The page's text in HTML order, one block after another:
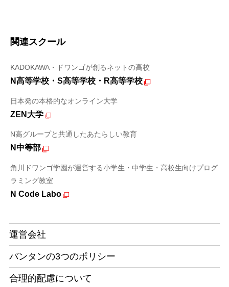
関連スクール
KADOKAWA・ドワンゴが創るネットの高校
N高等学校・S高等学校・R高等学校
日本発の本格的なオンライン大学
ZEN大学
N高グループと共通したあたらしい教育
N中等部
角川ドワンゴ学園が運営する小学生・中学生・高校生向けプログ
ラミング教室
N Code Labo
運営会社
バンタンの3つのポリシー
合理的配慮について